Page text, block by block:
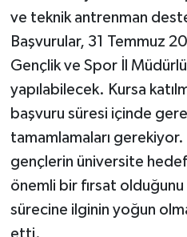
ve teknik antrenman
Başvurular, 31 Temmuz
Gençlik ve Spor İl
yapılabilecek. Kursa
başvuru süresi içinde
tamamlamaları
gençlerin üniversite
önemli bir fırsat
sürecine ilginin yoğun
etti.